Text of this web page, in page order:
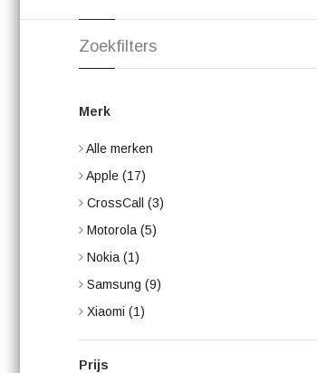
Zoekfilters
Merk
Alle merken
Apple (17)
CrossCall (3)
Motorola (5)
Nokia (1)
Samsung (9)
Xiaomi (1)
Prijs